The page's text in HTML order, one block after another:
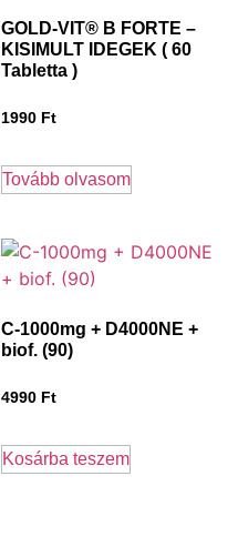
GOLD-VIT® B FORTE –
KISIMULT IDEGEK ( 60
Tabletta )
1990 Ft
Tovább olvasom
C-1000mg + D4000NE +
biof. (90)
4990 Ft
Kosárba teszem